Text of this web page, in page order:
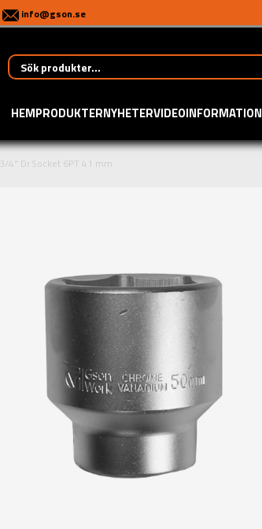
info@gson.se
HEMPRODUKTERNYHETERVIDEOINFORMATION
3/4" Dr.Socket 6PT 41 mm